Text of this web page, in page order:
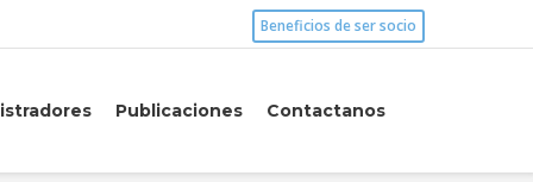
Beneficios de ser socio
Publicaciones Contactanos